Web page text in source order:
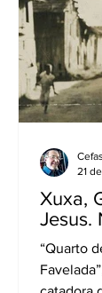
Xuxa,
Jesus.
“Quarto
21